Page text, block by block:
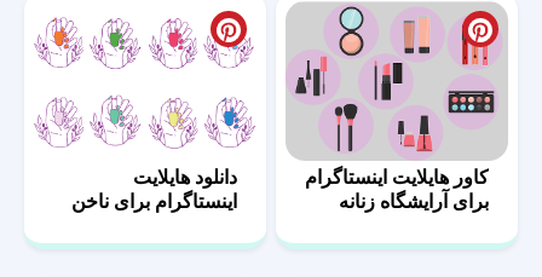
کاور هایلایت اینستاگرام
برای آرایشگاه زنانه
دانلود هایلایت
اینستاگرام برای ناخن